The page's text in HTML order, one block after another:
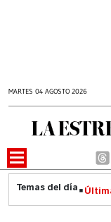
MARTES 04 AGOSTO 2026